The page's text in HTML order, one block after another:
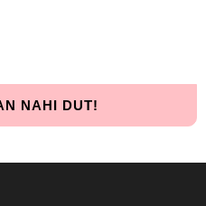
NAHI DUT!